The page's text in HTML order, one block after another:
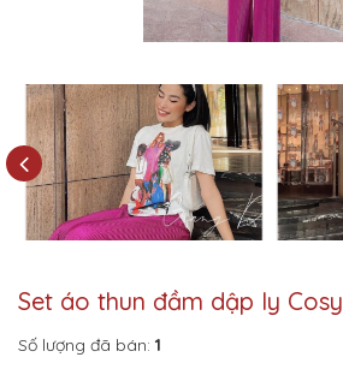
Set áo thun đầm dập ly Cosy
Số lượng đã bán: 1